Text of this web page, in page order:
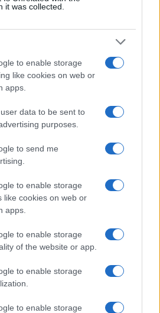
it was collected.
to enable storage
like cookies on web or
apps.
data to be sent to
purposes.
to send me
to enable storage
like cookies on web or
apps.
to enable storage
of the website or app.
to enable storage
to enable storage
dei futuri leader (10%).
non è solo la disponibilità di
di sviluppare, dare priorità
sistematico i futuri leader,
sottolinea il sondaggio –
di deleghe e dalla
di tutti gli elementi
come è quello della
su Whatsapp. È
per iscriversi al canale ed
(gratis).
Commenta per primo